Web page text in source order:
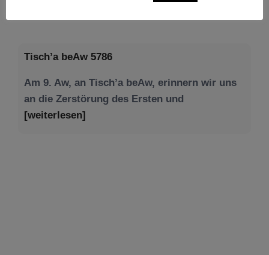
an die Zerstörung des Ersten und
[weiterlesen]